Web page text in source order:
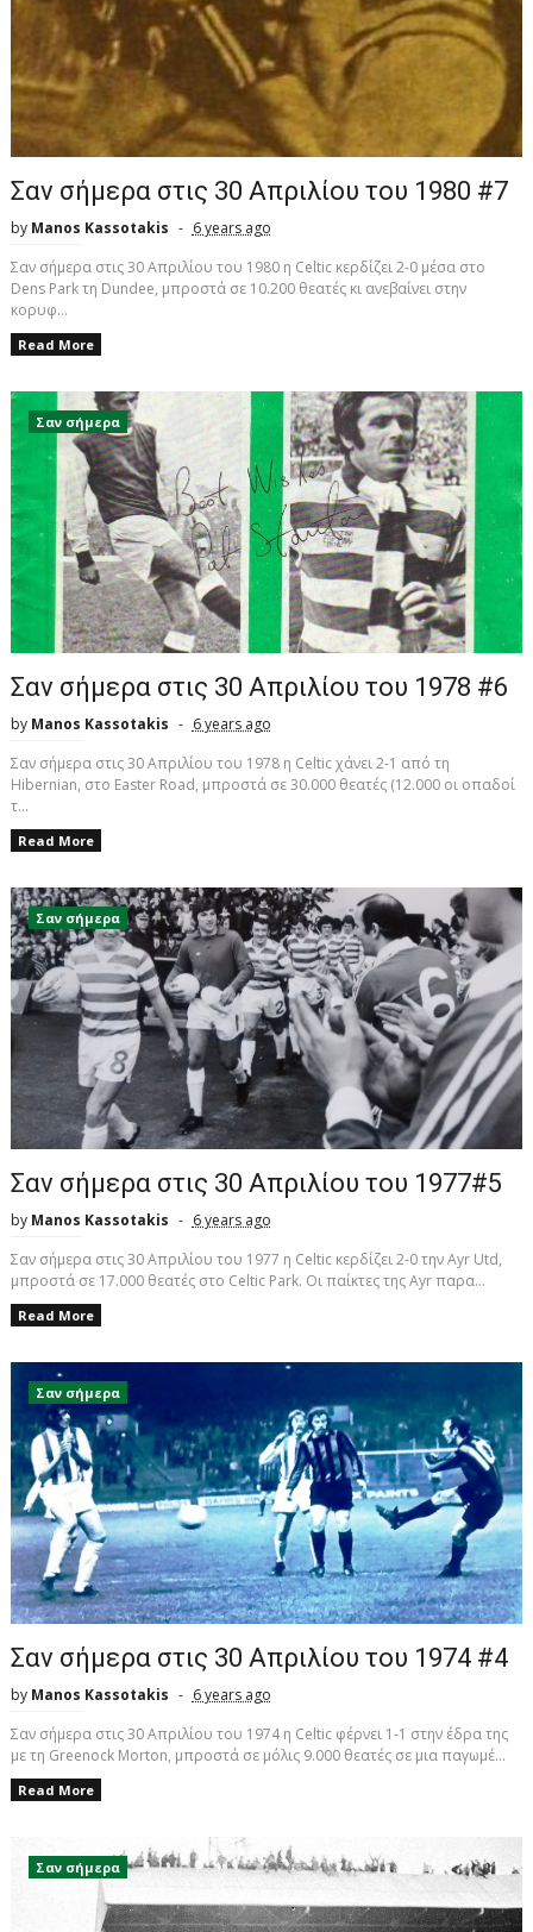
Σαν σήμερα στις 30 Απριλίου του 1980 #7
by Manos Kassotakis
6 years ago
Σαν σήμερα στις 30 Απριλίου του 1980 η Celtic κερδίζει 2-0 μέσα στο
Dens Park τη Dundee, μπροστά σε 10.200 θεατές κι ανεβαίνει στην
κορυφ...
Read More
Σαν σήμερα
Σαν σήμερα στις 30 Απριλίου του 1978 #6
by Manos Kassotakis
6 years ago
Σαν σήμερα στις 30 Απριλίου του 1978 η Celtic χάνει 2-1 από τη
Hibernian, στο Easter Road, μπροστά σε 30.000 θεατές (12.000 οι οπαδοί
τ...
Read More
Σαν σήμερα
Σαν σήμερα στις 30 Απριλίου του 1977#5
by Manos Kassotakis
6 years ago
Σαν σήμερα στις 30 Απριλίου του 1977 η Celtic κερδίζει 2-0 την Ayr Utd,
μπροστά σε 17.000 θεατές στο Celtic Park. Οι παίκτες της Ayr παρα...
Read More
Σαν σήμερα
Σαν σήμερα στις 30 Απριλίου του 1974 #4
by Manos Kassotakis
6 years ago
Σαν σήμερα στις 30 Απριλίου του 1974 η Celtic φέρνει 1-1 στην έδρα της
με τη Greenock Morton, μπροστά σε μόλις 9.000 θεατές σε μια παγωμέ...
Read More
Σαν σήμερα